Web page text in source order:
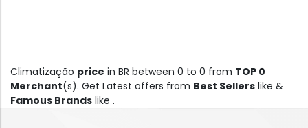
Climatização price in BR between 0 to 0 from TOP 0
Merchant(s). Get Latest offers from Best Sellers like &
Famous Brands like .